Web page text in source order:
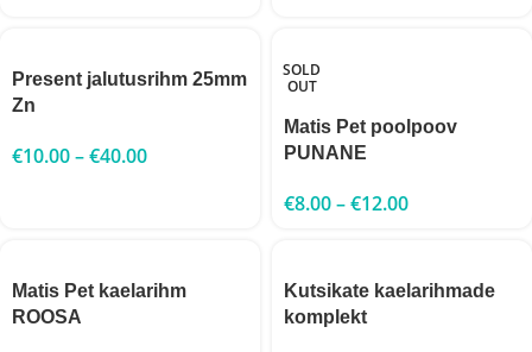
Present jalutusrihm 25mm
Zn
€10.00–€40.00
SOLD
OUT
Matis Pet poolpoov
PUNANE
€8.00–€12.00
Matis Pet kaelarihm
ROOSA
Kutsikate kaelarihmade
komplekt